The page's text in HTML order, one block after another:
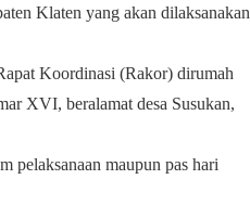
Klaten yang akan dilaksanakan
Koordinasi (Rakor) dirumah
XVI, beralamat desa Susukan,
pelaksanaan maupun pas hari